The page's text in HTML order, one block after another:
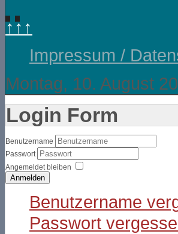
↑↑↑
Impressum /
Montag, 10. August
Login Form
Benutzername
Passwort
Angemeldet bleiben
Anmelden
Benutzername
Passwort